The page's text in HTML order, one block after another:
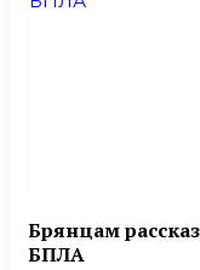
Брянцам
БПЛА